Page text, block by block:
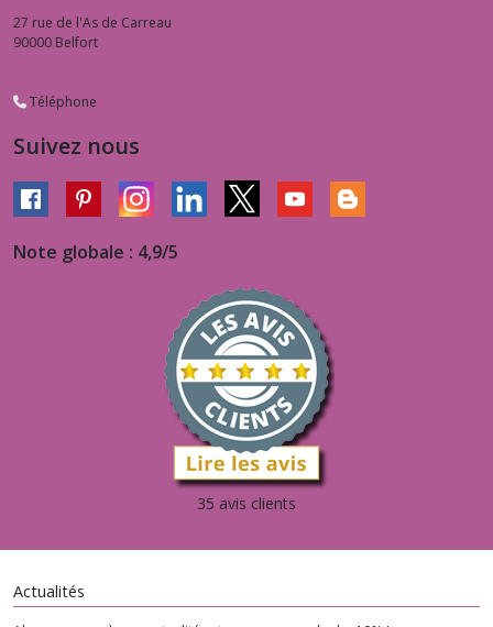
27 rue de l'As de Carreau
90000 Belfort
Téléphone
Suivez nous
Note globale : 4,9/5
35 avis clients
Actualités